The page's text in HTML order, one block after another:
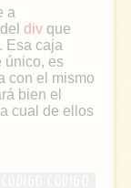
a
div que
Esa caja
único, es
con el mismo
bien el
cual de ellos